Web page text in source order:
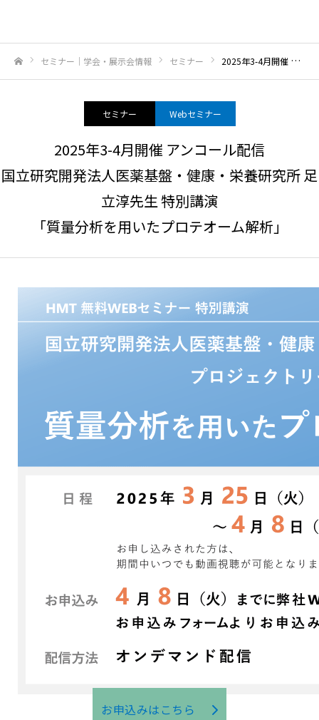
セミナー｜学会・展示会情報 セミナー 2025年3-4月開催 アンコール配信国立研究開発法人医薬基盤・健康・栄養研究所 足立淳先生 特別講演「質量分析を用いたプロテオーム解析」
セミナー Webセミナー
2025年3-4月開催 アンコール配信
国立研究開発法人医薬基盤・健康・栄養研究所 足
立淳先生 特別講演
「質量分析を用いたプロテオーム解析」
お申込みはこちら